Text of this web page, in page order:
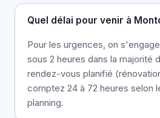
Quel délai pour venir à
Pour les urgences, on
sous 2 heures dans la majorité
rendez-vous planifié
comptez 24 à 72 heures selon
planning.